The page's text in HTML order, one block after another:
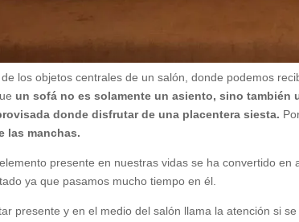
los objetos centrales de un salón, donde podemos
un sofá no es solamente un asiento, sino también
donde disfrutar de una placentera siesta.
las manchas.
presente en nuestras vidas se ha convertido
ya que pasamos mucho tiempo en él.
presente y en el medio del salón llama la atención si